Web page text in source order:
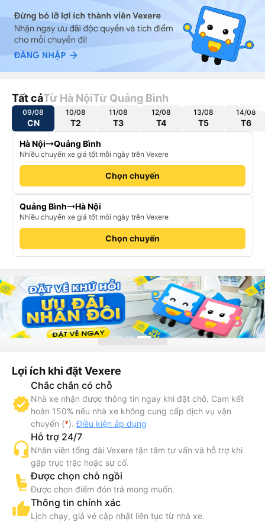
Tất cảTừ Hà NộiTừ Quảng Bình
09/08
CN
10/08
T2
11/08
T3
12/08
T4
13/08
T5
14/08
T6
Hà Nội Quảng Bình
Nhiều chuyến xe giá tốt mỗi ngày trên Vexere
Chọn chuyến
Quảng Bình Hà Nội
Nhiều chuyến xe giá tốt mỗi ngày trên Vexere
Chọn chuyến
Lợi ích khi đặt Vexere
Chắc chắn có chỗ
Nhà xe nhận được thông tin ngay khi đặt chỗ. Cam kết
hoàn 150% nếu nhà xe không cung cấp dịch vụ vận
chuyển (*).Điều kiện áp dụng
Hỗ trợ 24/7
Nhân viên tổng đài Vexere tận tâm tư vấn và hỗ trợ khi
gặp trục trặc hoặc sự cố.
Được chọn chỗ ngồi
Được chọn điểm đón trả mong muốn.
Thông tin chính xác
Lịch chạy, giá vé cập nhật liên tục từ nhà xe.